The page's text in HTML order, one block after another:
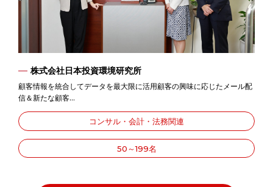
株式会社日本投資環境研究所
顧客情報を統合してデータを最大限に活用顧客の興味に応じたメール配
信＆新たな顧客...
コンサル・会計・法務関連
50～199名